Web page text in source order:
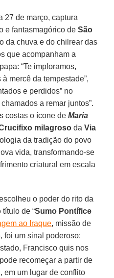
27 de março, captura
e fantasmagórico deSão
da chuva e do chilrear das
que acompanham a
“Te imploramos,
mercê da tempestade”,
e perdidos” no
a remar juntos”.
costas o ícone deMaria
milagroso daVia
da tradição do povo
vida, transformando-se
criatural em escala
o poder do rito da
de “Sumo Pontífice
ao Iraque, missão de
foi um sinal poderoso:
Francisco quis nos
recomeçar a partir de
em um lugar de conflito